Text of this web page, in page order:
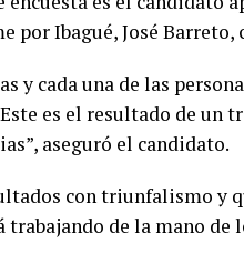
Ibagué, José Barreto,
y cada una de las
es el resultado de un
aseguró el candidato.
con triunfalismo y
de la mano de